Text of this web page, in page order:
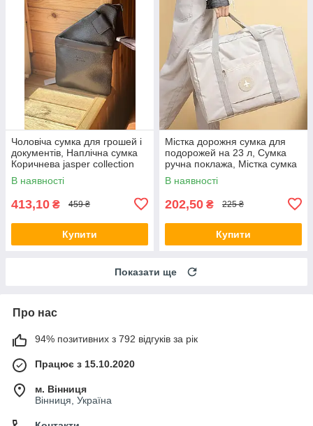
Чоловіча сумка для грошей і
документів, Наплічна сумка
Коричнева jasper collection
2010
В наявності
413,10 ₴ 459 ₴
Купити
Містка дорожня сумка для
подорожей на 23 л, Сумка
ручна поклажа, Містка сумка
для поїздки
В наявності
202,50 ₴ 225 ₴
Купити
Показати ще
Про нас
94% позитивних з 792 відгуків за рік
Працює з 15.10.2020
м. Вінниця
Вінниця, Україна